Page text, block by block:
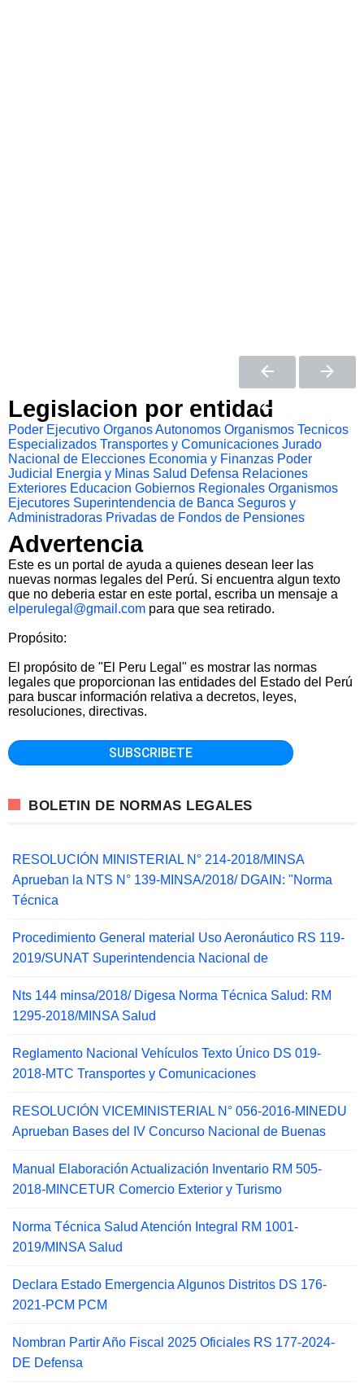
Legislacion por entidad
Poder Ejecutivo Organos Autonomos Organismos Tecnicos
Especializados Transportes y Comunicaciones Jurado
Nacional de Elecciones Economia y Finanzas Poder
Judicial
Energia y Minas Salud Defensa Relaciones
Exteriores Educacion Gobiernos Regionales Organismos
Ejecutores Superintendencia de Banca Seguros y
Administradoras Privadas de Fondos de Pensiones
Advertencia
Este es un portal de ayuda a quienes desean leer las
nuevas normas legales del Perú. Si encuentra algun texto
que no deberia estar en este portal, escriba un mensaje a
elperulegal@gmail.com para que sea retirado.
Propósito:
El propósito de "El Peru Legal" es mostrar las normas
legales que proporcionan las entidades del Estado del Perú
para buscar información relativa a decretos, leyes,
resoluciones, directivas.
BOLETIN DE NORMAS LEGALES
RESOLUCIÓN MINISTERIAL N° 214-2018/MINSA
Aprueban la NTS N° 139-MINSA/2018/ DGAIN: "Norma
Técnica
Procedimiento General material Uso Aeronáutico RS 119-
2019/SUNAT Superintendencia Nacional de
Nts 144 minsa/2018/ Digesa Norma Técnica Salud: RM
1295-2018/MINSA Salud
Reglamento Nacional Vehículos Texto Único DS 019-
2018-MTC Transportes y Comunicaciones
RESOLUCIÓN VICEMINISTERIAL N° 056-2016-MINEDU
Aprueban Bases del IV Concurso Nacional de Buenas
Manual Elaboración Actualización Inventario RM 505-
2018-MINCETUR Comercio Exterior y Turismo
Norma Técnica Salud Atención Integral RM 1001-
2019/MINSA Salud
Declara Estado Emergencia Algunos Distritos DS 176-
2021-PCM PCM
Nombran Partir Año Fiscal 2025 Oficiales RS 177-2024-
DE Defensa